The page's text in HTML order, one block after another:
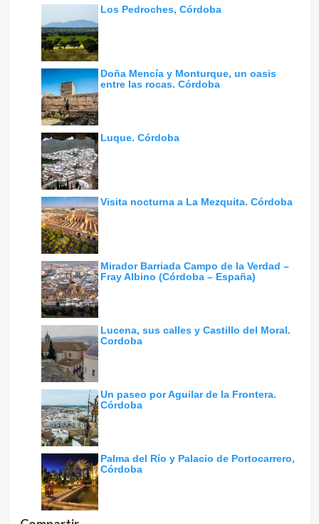
Los Pedroches, Córdoba
Doña Mencía y Monturque, un oasis
entre las rocas. Córdoba
Luque. Córdoba
Visita nocturna a La Mezquita. Córdoba
Mirador Barriada Campo de la Verdad –
Fray Albino (Córdoba – España)
Lucena, sus calles y Castillo del Moral.
Cordoba
Un paseo por Aguilar de la Frontera.
Córdoba
Palma del Río y Palacio de Portocarrero,
Córdoba